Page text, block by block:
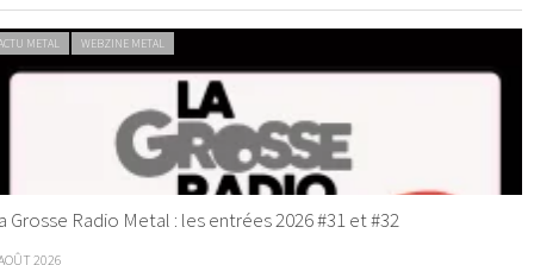
METAL WEBZINE METAL
Grosse Radio Metal : les entrées 2026 #31 et #32
2026